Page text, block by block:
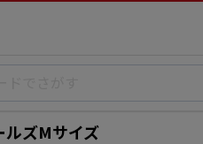
ルズMサイズ